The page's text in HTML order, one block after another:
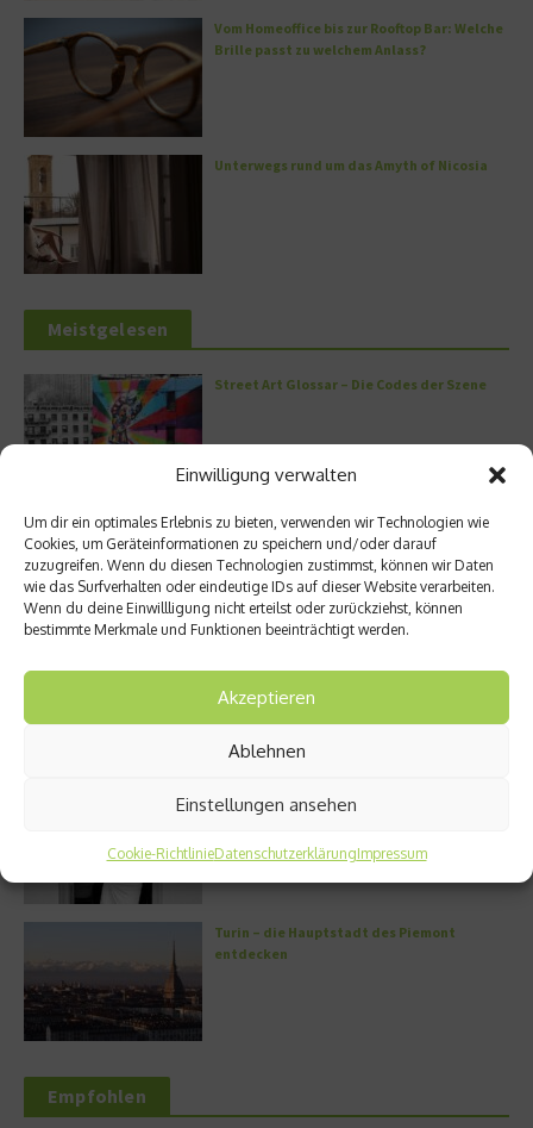
Einwilligung verwalten
Um dir ein optimales Erlebnis zu bieten, verwenden wir Technologien wie
Cookies, um Geräteinformationen zu speichern und/oder darauf
zuzugreifen. Wenn du diesen Technologien zustimmst, können wir Daten
wie das Surfverhalten oder eindeutige IDs auf dieser Website verarbeiten.
Wenn du deine Einwillligung nicht erteilst oder zurückziehst, können
bestimmte Merkmale und Funktionen beeinträchtigt werden.
Akzeptieren
Ablehnen
Einstellungen ansehen
Cookie-RichtlinieDatenschutzerklärungImpressum
Vom Homeoffice bis zur Rooftop Bar: Welche
Brille passt zu welchem Anlass?
Unterwegs rund um das Amyth of Nicosia
Meistgelesen
Street Art Glossar – Die Codes der Szene
Architektur: Verrückte Häuser
Griechische Kochkunst in Athen: Das Makris
Athens by Domes
Turin – die Hauptstadt des Piemont
entdecken
Empfohlen